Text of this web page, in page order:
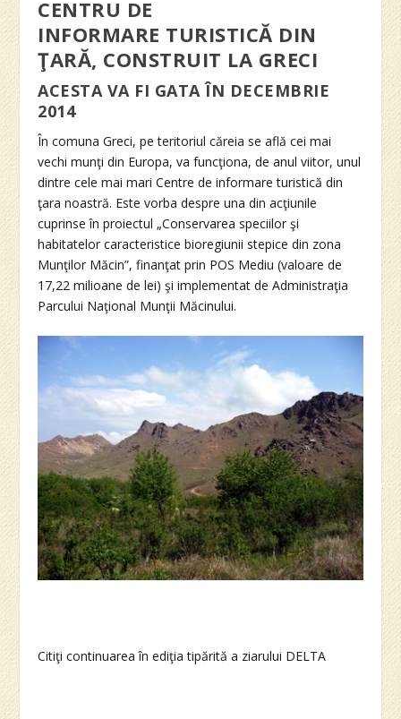
CENTRU DE
INFORMARE TURISTICĂ DIN
ŢARĂ, CONSTRUIT LA GRECI
ACESTA VA FI GATA ÎN DECEMBRIE
2014
În comuna Greci, pe teritoriul căreia se află cei mai
vechi munţi din Europa, va funcţiona, de anul viitor, unul
dintre cele mai mari Centre de informare turistică din
ţara noastră. Este vorba despre una din acţiunile
cuprinse în proiectul „Conservarea speciilor şi
habitatelor caracteristice bioregiunii stepice din zona
Munţilor Măcin”, finanţat prin POS Mediu (valoare de
17,22 milioane de lei) şi implementat de Administraţia
Parcului Naţional Munţii Măcinului.
Citiţi continuarea în ediţia tipărită a ziarului DELTA